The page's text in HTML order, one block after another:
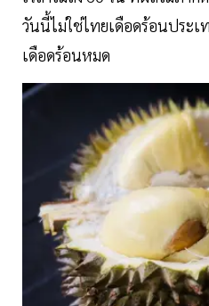
วันนี้ไม่ใช่ไทยเดือดร้อนประเ
เดือดร้อนหมด